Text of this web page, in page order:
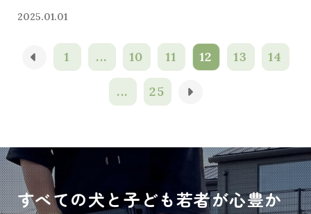
2025.01.01
1 ... 10 11 12 13 14
... 25
すべての犬と子ども若者が心豊か